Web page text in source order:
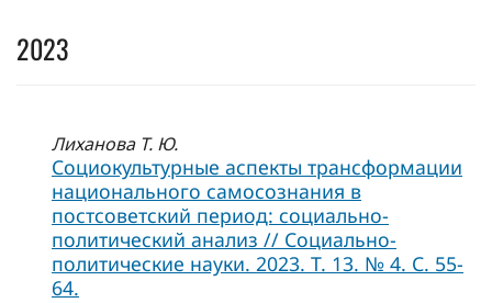
2023
Лиханова Т. Ю.
Социокультурные аспекты трансформации
национального самосознания в
постсоветский период: социально-
политический анализ // Социально-
политические науки. 2023. Т. 13. № 4. С. 55-
64.